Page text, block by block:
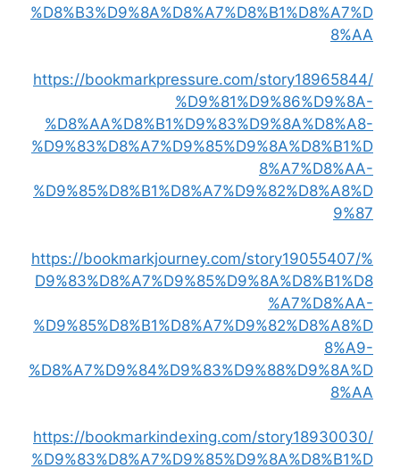
%D8%B3%D9%8A%D8%A7%D8%B1%D8%A7%D
8%AA
https://bookmarkpressure.com/story18965844/
%D9%81%D9%86%D9%8A-
%D8%AA%D8%B1%D9%83%D9%8A%D8%A8-
%D9%83%D8%A7%D9%85%D9%8A%D8%B1%D
8%A7%D8%AA-
%D9%85%D8%B1%D8%A7%D9%82%D8%A8%D
9%87
https://bookmarkjourney.com/story19055407/%
D9%83%D8%A7%D9%85%D9%8A%D8%B1%D8
%A7%D8%AA-
%D9%85%D8%B1%D8%A7%D9%82%D8%A8%D
8%A9-
%D8%A7%D9%84%D9%83%D9%88%D9%8A%D
8%AA
https://bookmarkindexing.com/story18930030/
%D9%83%D8%A7%D9%85%D9%8A%D8%B1%D